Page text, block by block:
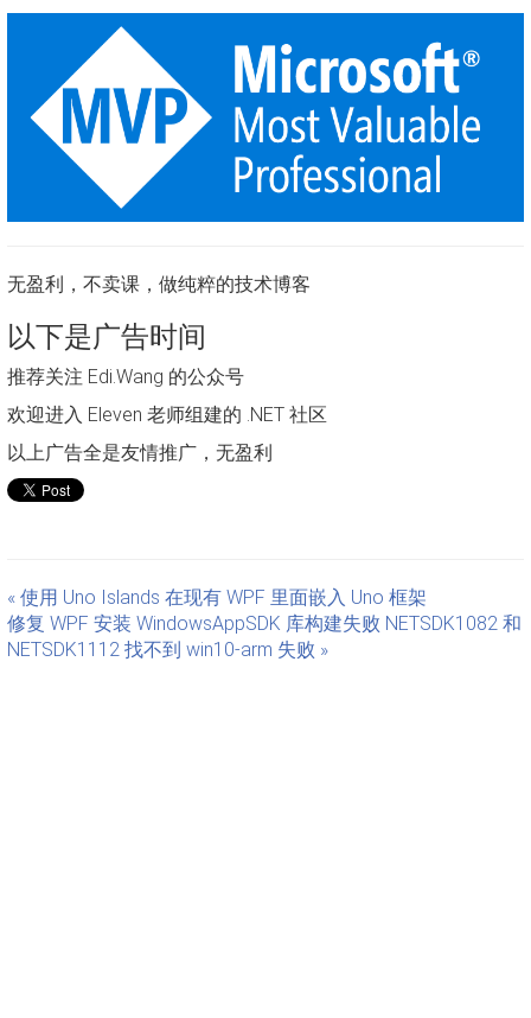
无盈利，不卖课，做纯粹的技术博客
以下是广告时间
推荐关注 Edi.Wang 的公众号
欢迎进入 Eleven 老师组建的 .NET 社区
以上广告全是友情推广，无盈利
« 使用 Uno Islands 在现有 WPF 里面嵌入 Uno 框架
修复 WPF 安装 WindowsAppSDK 库构建失败 NETSDK1082 和
NETSDK1112 找不到 win10-arm 失败 »